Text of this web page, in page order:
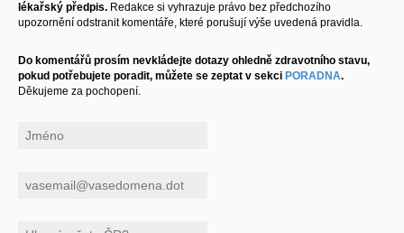
lékařský předpis. Redakce si vyhrazuje právo bez předchozího
upozornění odstranit komentáře, které porušují výše uvedená pravidla.
Do komentářů prosím nevkládejte dotazy ohledně zdravotního stavu,
pokud potřebujete poradit, můžete se zeptat v sekci PORADNA.
Děkujeme za pochopení.